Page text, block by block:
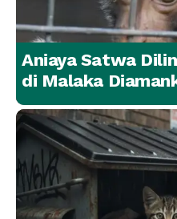
Aniaya Satwa
di Malaka
Malaka